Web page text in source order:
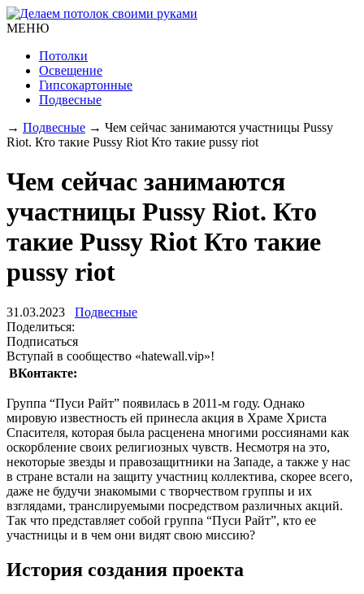
МЕНЮ
Потолки
Освещение
Гипсокартонные
Подвесные
→ Подвесные → Чем сейчас занимаются участницы Pussy
Riot. Кто такие Pussy Riot Кто такие pussy riot
Чем сейчас занимаются
участницы Pussy Riot. Кто
такие Pussy Riot Кто такие
pussy riot
31.03.2023 Подвесные
Поделиться:
Подписаться
Вступай в сообщество «hatewall.vip»!
ВКонтакте:
Группа “Пуси Райт” появилась в 2011-м году. Однако
мировую известность ей принесла акция в Храме Христа
Спасителя, которая была расценена многими россиянами как
оскорбление своих религиозных чувств. Несмотря на это,
некоторые звезды и правозащитники на Западе, а также у нас
в стране встали на защиту участниц коллектива, скорее всего,
даже не будучи знакомыми с творчеством группы и их
взглядами, транслируемыми посредством различных акций.
Так что представляет собой группа “Пуси Райт”, кто ее
участницы и в чем они видят свою миссию?
История создания проекта